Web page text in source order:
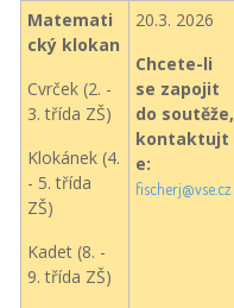
Matemati
cký klokan
Cvrček (2. -
3. třída ZŠ)
Klokánek (4.
- 5. třída
ZŠ)
Kadet (8. -
9. třída ZŠ)
20.3. 2026
Chcete-li
se zapojit
do soutěže,
kontaktujt
e:
fischerj@vse.cz